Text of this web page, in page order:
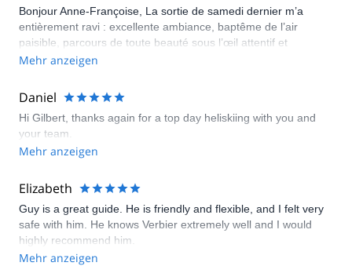
Bonjour Anne-Françoise, La sortie de samedi dernier m’a
entièrement ravi : excellente ambiance, baptême de l’air
paisible, parcours de toute beauté sous l’œil attentif et
encourageant de Peter, bref un grand moment de ski, en prime
en ce compris la navette de retour et la livraison sur place des
packs de sécurité. Merci pour tout et….à la prochaine !!!
Mehr anzeigen
Daniel
Hi Gilbert, thanks again for a top day heliskiing with you and
your team.
Mehr anzeigen
Elizabeth
Guy is a great guide. He is friendly and flexible, and I felt very
safe with him. He knows Verbier extremely well and I would
highly recommend him.
Mehr anzeigen